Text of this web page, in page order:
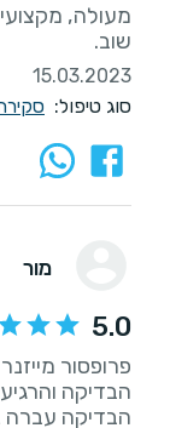
מעולה, מקצועי
שוב.
15.03.2023
סוג טיפול:
מור
5.0
פרופסור